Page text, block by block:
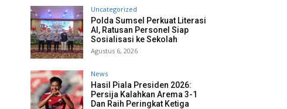
Uncategorized
Polda Sumsel Perkuat Literasi
AI, Ratusan Personel Siap
Sosialisasi ke Sekolah
Agustus 6, 2026
News
Hasil Piala Presiden 2026:
Persija Kalahkan Arema 3-1
Dan Raih Peringkat Ketiga